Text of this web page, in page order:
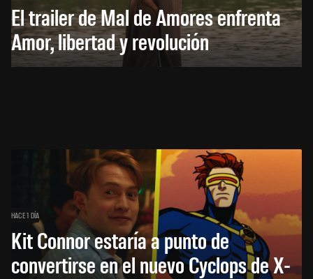
El trailer de Mal de Amores enfrenta
Amor, libertad y revolución
HACE 1 DÍA
Kit Connor estaría a punto de
convertirse en el nuevo Cyclops de X-